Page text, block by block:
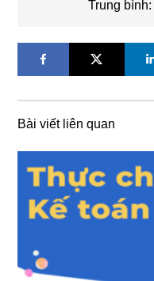
Trung bình:
Bài viết liên quan